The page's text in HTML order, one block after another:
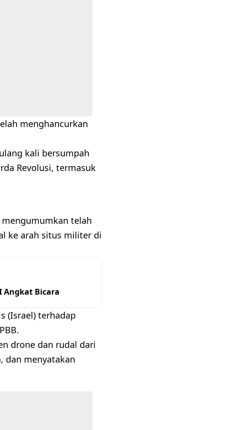
menghancurkan
kali bersumpah
Revolusi, termasuk
mengumumkan telah
ke arah situs militer di
Angkat Bicara
(Israel) terhadap
drone dan rudal dari
dan menyatakan